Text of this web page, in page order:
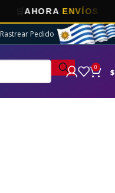
ENVÍOS GRATISEN
Rastrear Pedido
0 $